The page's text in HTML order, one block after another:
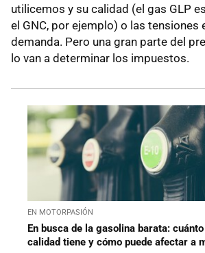
utilicemos y su calidad (el gas GLP
el GNC, por ejemplo) o las tensiones
demanda. Pero una gran parte del
lo van a determinar los impuestos.
EN MOTORPASIÓN
En busca de la gasolina barata:
calidad tiene y cómo puede afectar a